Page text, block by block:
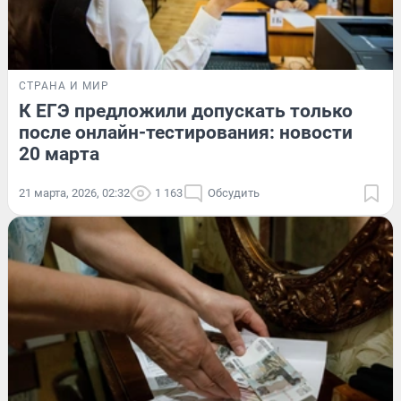
СТРАНА И МИР
К ЕГЭ предложили допускать только
после онлайн-тестирования: новости
20 марта
21 марта, 2026, 02:32 1 163 Обсудить